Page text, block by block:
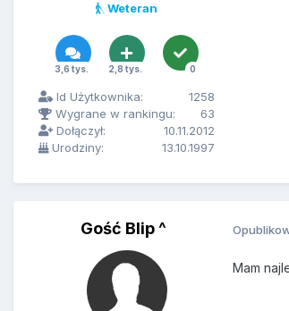
Weteran
3,6 tys. 2,8 tys. 0
Id Użytkownika:
1258
Wygrane w rankingu:
63
Dołączył:
10.11.2012
Urodziny:
13.10.1997
Gość Blip ^
Mam